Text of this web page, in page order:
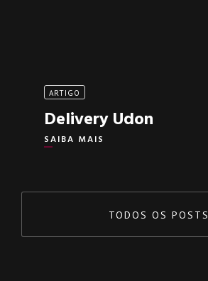
ARTIGO
Delivery Udon
SAIBA MAIS
TODOS OS POSTS